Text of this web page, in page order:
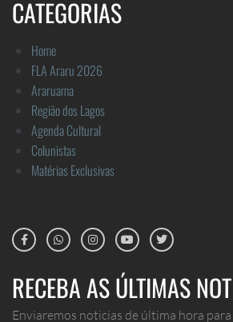
CATEGORIAS
Home
FLA Araru 2026
Araruama
Região dos Lagos
Agenda Cultural
Colunistas
Matérias Exclusivas
RECEBA AS ÚLTIMAS
Enviaremos noticias de última hora para